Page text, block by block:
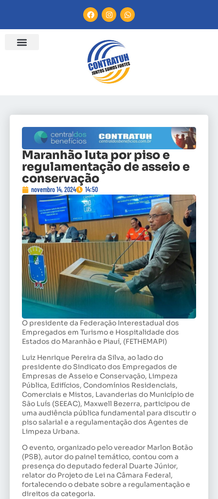
Maranhão luta por piso e
regulamentação de asseio e
conservação
novembro 14, 2024 14:50
O presidente da Federação Interestadual dos
Empregados em Turismo e Hospitalidade dos
Estados do Maranhão e Piauí, (FETHEMAPI)
Luiz Henrique Pereira da Silva, ao lado do
presidente do Sindicato dos Empregados de
Empresas de Asseio e Conservação, Limpeza
Pública, Edifícios, Condomínios Residenciais,
Comerciais e Mistos, Lavanderias do Município de
São Luís (SEEAC), Maxwell Bezerra, participou de
uma audiência pública fundamental para discutir o
piso salarial e a regulamentação dos Agentes de
Limpeza Urbana.
O evento, organizado pelo vereador Marlon Botão
(PSB), autor do painel temático, contou com a
presença do deputado federal Duarte Júnior,
relator do Projeto de Lei na Câmara Federal,
fortalecendo o debate sobre a regulamentação e
direitos da categoria.